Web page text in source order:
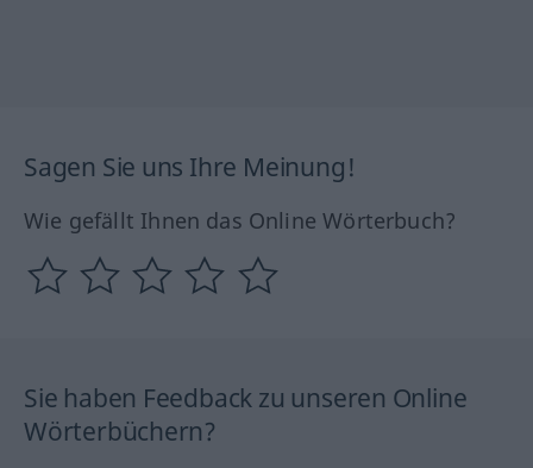
Sagen Sie uns Ihre Meinung!
Wie gefällt Ihnen das Online Wörterbuch?
Sie haben Feedback zu unseren Online
Wörterbüchern?